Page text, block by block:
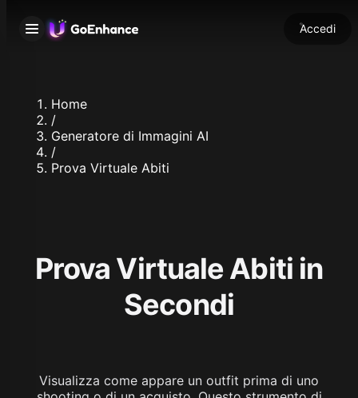
Accedi
Home
/
Generatore di Immagini AI
/
Prova Virtuale Abiti
Prova Virtuale Abiti in
Secondi
Visualizza come appare un outfit prima di uno